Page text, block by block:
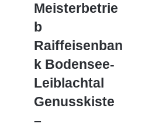
KFZ
Meisterbetrieb
Meisterbetrie
b
Raiffeisenbank
Leiblachtal
Raiffeisenban
k Bodensee-
Leiblachtal
Genusskiste
Delikatessen
Genusskiste
–